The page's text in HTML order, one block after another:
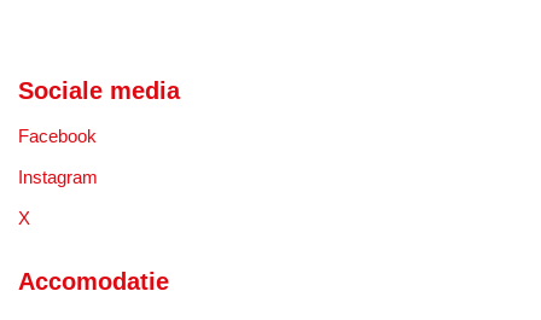
Sociale media
Facebook
Instagram
X
Accomodatie